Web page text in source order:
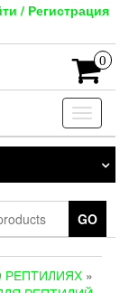
/ Регистрация
0
Toggle
GO
РЕПТИЛИЯХ »